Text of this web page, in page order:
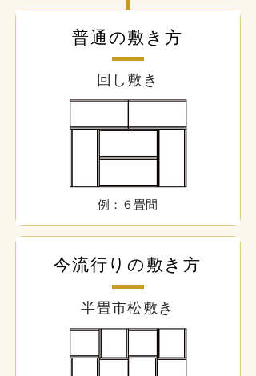
普通の敷き方
回し敷き
例：６畳間
今流行りの敷き方
半畳市松敷き